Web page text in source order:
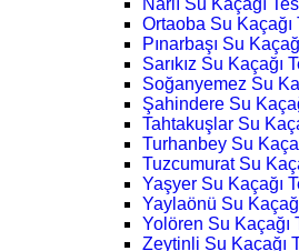
Narlı Su Kaçağı
Ortaoba Su Kaçağı
Pınarbaşı Su
Sarıkız Su Kaçağı
Soğanyemez Su
Şahindere Su
Tahtakuşlar Su
Turhanbey Su
Tuzcumurat Su
Yaşyer Su Kaçağı
Yaylaönü Su
Yolören Su Kaçağı
Zeytinli Su Kaçağı